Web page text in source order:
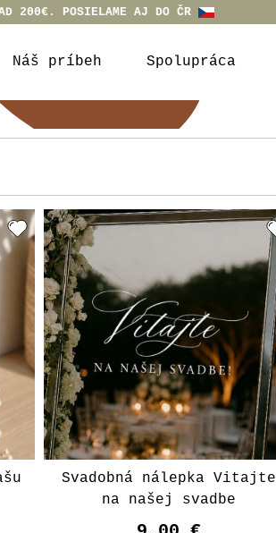
200€. POSIELAME AJ DO ČR
Náš príbeh Spolupráca
Svadobná nálepka Vitajte
na našej svadbe